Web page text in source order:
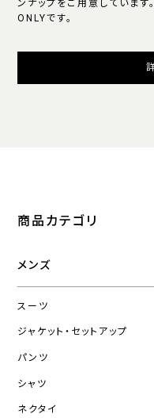
ンナップをご用意していま
ONLYです。
商品カテゴリ
メンズ
スーツ
ジャケット・セットアップ
パンツ
シャツ
ネクタイ